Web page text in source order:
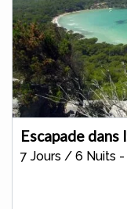
Escapade dans
7 Jours / 6 Nuits